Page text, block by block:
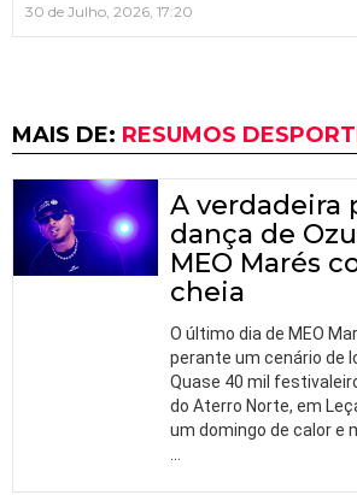
30 de Julho, 2026, 17:20
MAIS DE: RESUMOS
A verdadeira
dança de
MEO Marés
cheia
O último dia de MEO
perante um cenário de
Quase 40 mil
do Aterro Norte, em
um domingo de calor e